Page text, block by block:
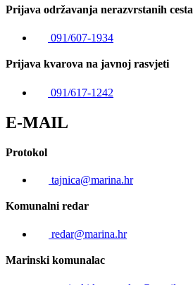
Prijava održavanja nerazvrstanih cesta
091/607-1934
Prijava kvarova na javnoj rasvjeti
091/617-1242
E-MAIL
Protokol
tajnica@marina.hr
Komunalni redar
redar@marina.hr
Marinski komunalac